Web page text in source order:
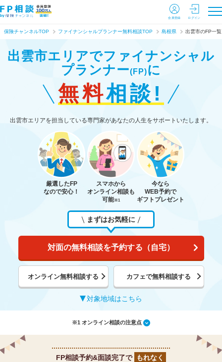
会員登録 ログイン
保険チャンネルTOP ファイナンシャルプランナー無料相談TOP 島根県 出雲市のFP一覧
出雲市エリアでファイナンシャル
プランナー(FP)に
無料相談!
出雲市エリアを担当している専門家があなたの人生をサポートいたします。
厳選したFP
なので安心！
スマホから
オンライン相談も
可能※1
今なら
WEB予約で
ギフトプレゼント
まずはお気軽に
対面の無料相談を予約する（自宅）
オンライン無料相談する カフェで無料相談する
対象地域はこちら
※1 オンライン相談の注意点
FP相談予約&面談完了で もれなく